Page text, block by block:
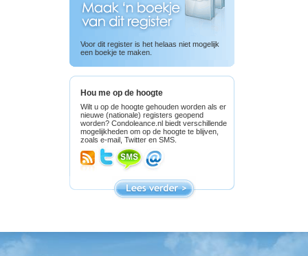
Voor dit register is het helaas niet mogelijk
een boekje te maken.
Hou me op de hoogte
Wilt u op de hoogte gehouden worden als er
nieuwe (nationale) registers geopend
worden? Condoleance.nl biedt verschillende
mogelijkheden om op de hoogte te blijven,
zoals e-mail, Twitter en SMS.